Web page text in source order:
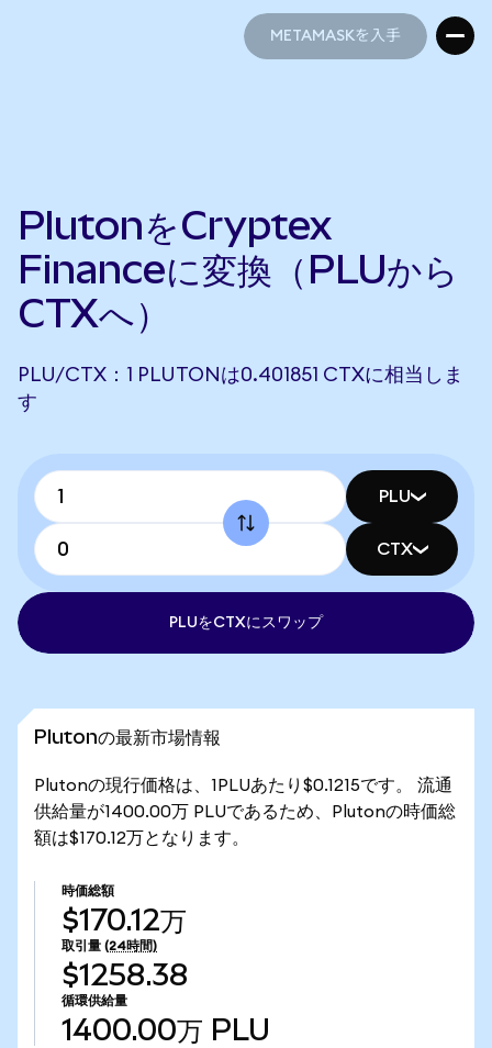
METAMASKを入手
PlutonをCryptex
Financeに変換（PLUから
CTXへ）
PLU/CTX：1 PLUTONは0.401851 CTXに相当しま
す
PLU
CTX
PLUをCTXにスワップ
Plutonの最新市場情報
Plutonの現行価格は、1PLUあたり$0.1215です。 流通
供給量が1400.00万 PLUであるため、Plutonの時価総
額は$170.12万となります。
時価総額
$170.12万
取引量 (24時間)
$1258.38
循環供給量
1400.00万 PLU